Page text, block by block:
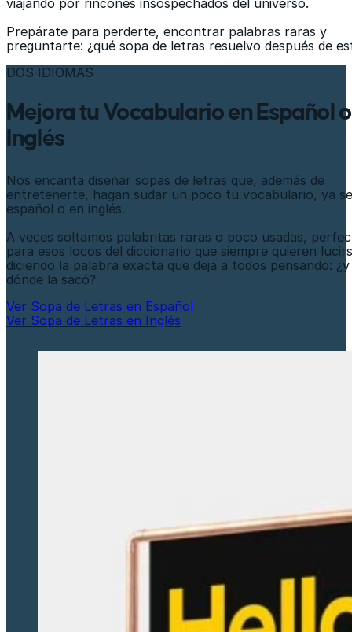
Prepárate para perderte, encontrar palabras raras y
preguntarte: ¿qué sopa de letras resuelvo después de
DOS IDIOMAS
Mejora tu Vocabulario en Español
Inglés
Nos encanta diseñar sopas de letras que, además de
entretenerte, hagan sudar un poco tu vocabulario, ya
español o en inglés.
A veces soltamos palabritas raras o poco usadas,
para esos locos del diccionario que siempre quieren
diciendo la palabra exacta que deja a todos pensando: ¿y
dónde la sacó?
Ver Sopa de Letras en Español
Ver Sopa de Letras en Inglés